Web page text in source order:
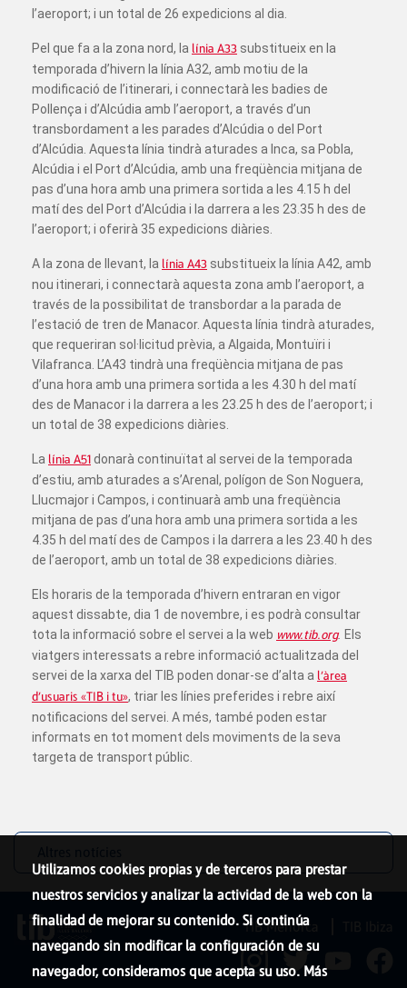
l’aeroport; i un total de 26 expedicions al dia.
Pel que fa a la zona nord, la línia A33 substitueix en la
temporada d’hivern la línia A32, amb motiu de la
modificació de l’itinerari, i connectarà les badies de
Pollença i d’Alcúdia amb l’aeroport, a través d’un
transbordament a les parades d’Alcúdia o del Port
d’Alcúdia. Aquesta línia tindrà aturades a Inca, sa Pobla,
Alcúdia i el Port d’Alcúdia, amb una freqüència mitjana de
pas d’una hora amb una primera sortida a les 4.15 h del
matí des del Port d’Alcúdia i la darrera a les 23.35 h des de
l’aeroport; i oferirà 35 expedicions diàries.
A la zona de llevant, la línia A43 substitueix la línia A42, amb
nou itinerari, i connectarà aquesta zona amb l’aeroport, a
través de la possibilitat de transbordar a la parada de
l’estació de tren de Manacor. Aquesta línia tindrà aturades,
que requeriran sol·licitud prèvia, a Algaida, Montuïri i
Vilafranca. L’A43 tindrà una freqüència mitjana de pas
d’una hora amb una primera sortida a les 4.30 h del matí
des de Manacor i la darrera a les 23.25 h des de l’aeroport; i
un total de 38 expedicions diàries.
La línia A51donarà continuïtat al servei de la temporada
d’estiu, amb aturades a s’Arenal, polígon de Son Noguera,
Llucmajor i Campos, i continuarà amb una freqüència
mitjana de pas d’una hora amb una primera sortida a les
4.35 h del matí des de Campos i la darrera a les 23.40 h des
de l’aeroport, amb un total de 38 expedicions diàries.
Els horaris de la temporada d’hivern entraran en vigor
aquest dissabte, dia 1 de novembre, i es podrà consultar
tota la informació sobre el servei a la web www.tib.org. Els
viatgers interessats a rebre informació actualitzada del
servei de la xarxa del TIB poden donar-se d’alta a l’àrea
d’usuaris «TIB i tu», triar les línies preferides i rebre així
notificacions del servei. A més, també poden estar
informats en tot moment dels moviments de la seva
targeta de transport públic.
Utilizamos cookies propias y de terceros para prestar
nuestros servicios y analizar la actividad de la web con la
finalidad de mejorar su contenido. Si continúa
navegando sin modificar la configuración de su
navegador, consideramos que acepta su uso. Más
TIB Menorca